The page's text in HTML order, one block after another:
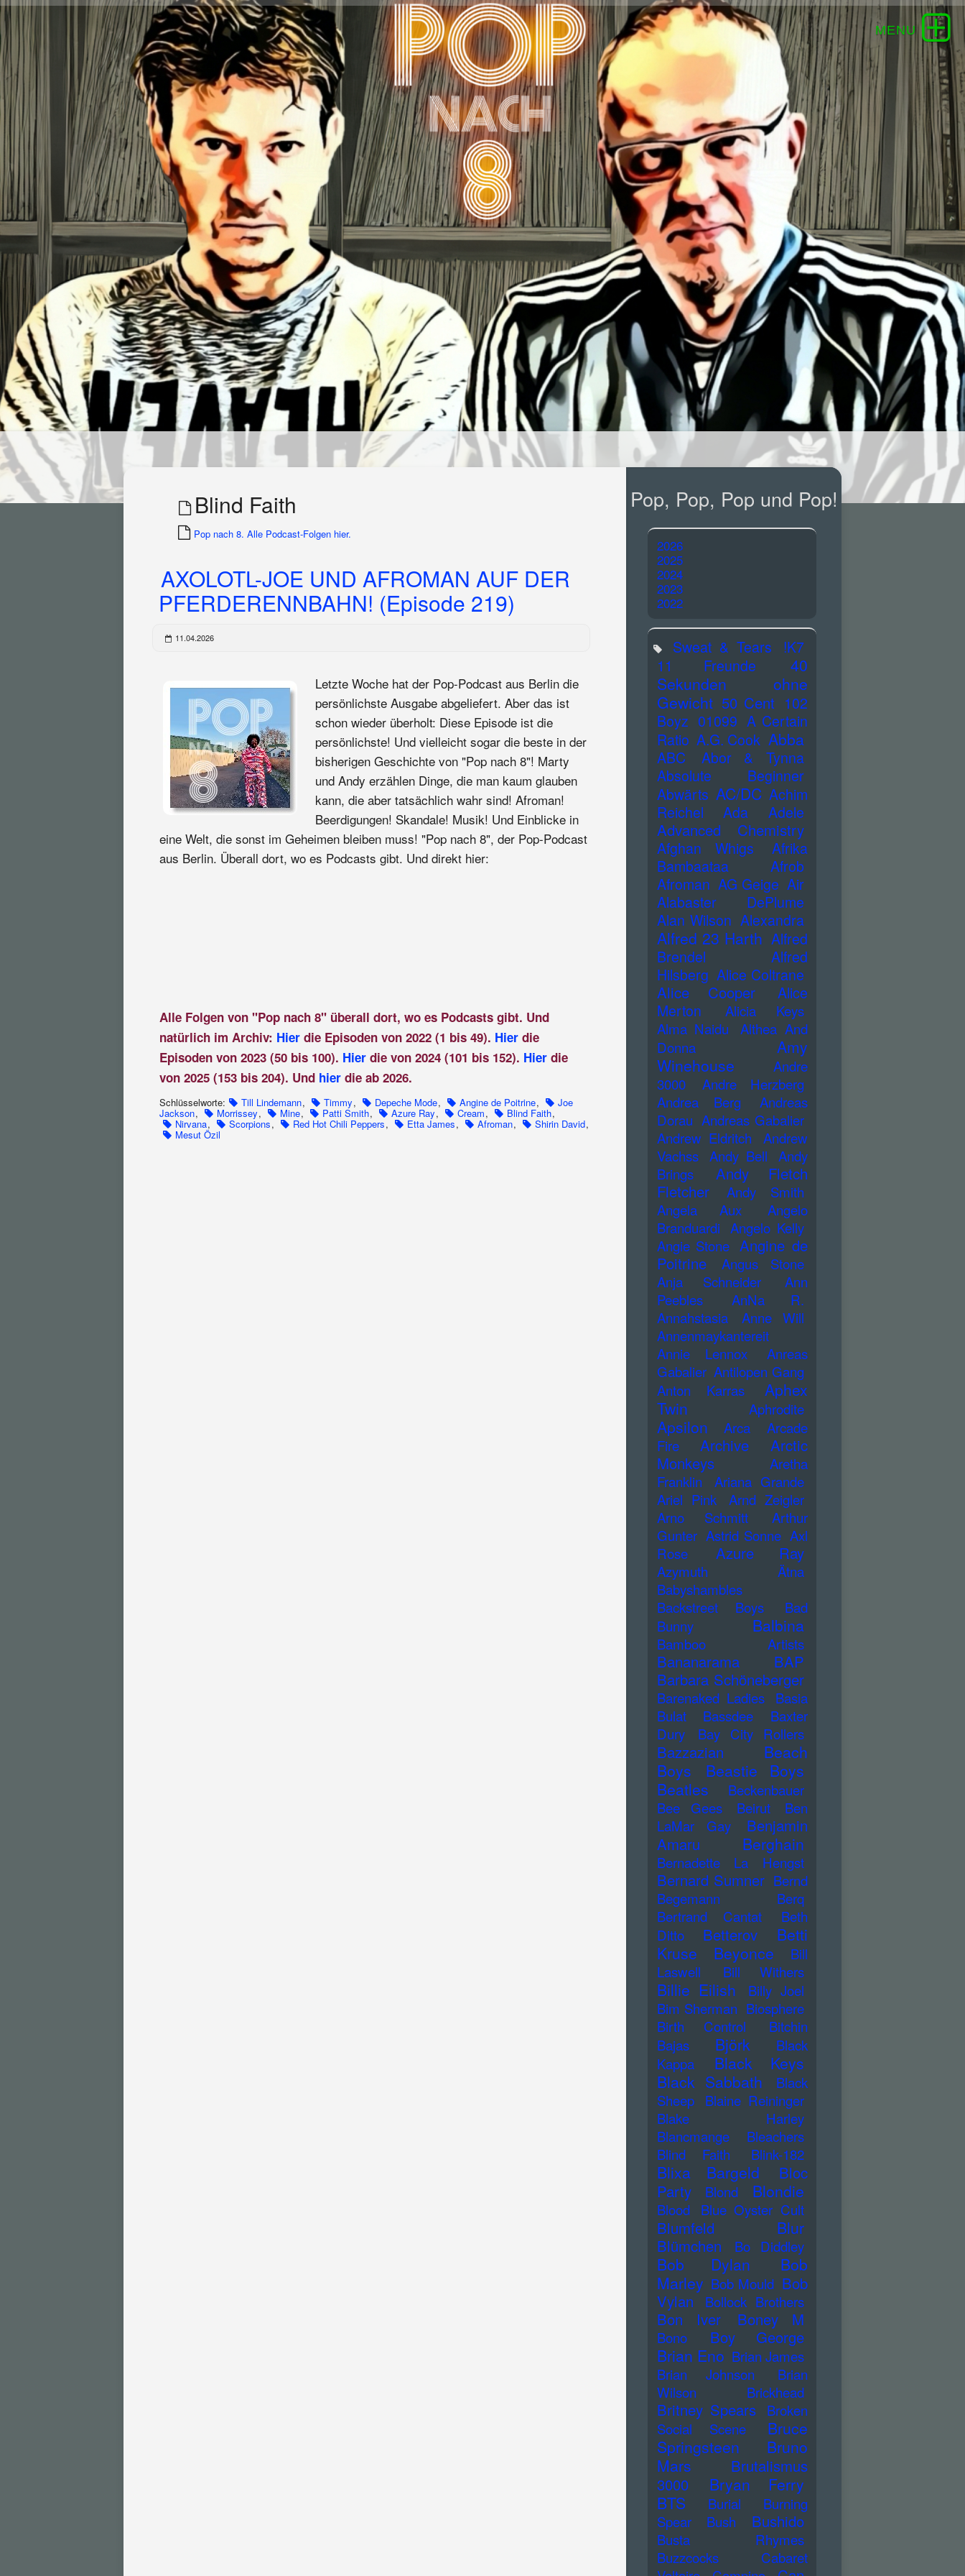
Blind Faith
Pop nach 8. Alle Podcast-Folgen hier.
AXOLOTL-JOE UND AFROMAN AUF DER
PFERDERENNBAHN! (Episode 219)
11.04.2026
Letzte Woche hat der Pop-Podcast aus Berlin die
persönlichste Ausgabe abgeliefert. Aber das ist
schon wieder überholt: Diese Episode ist die
persönlichste! Und vielleicht sogar die beste in der
bisherigen Geschichte von "Pop nach 8"! Marty
und Andy erzählen Dinge, die man kaum glauben
kann, die aber tatsächlich wahr sind! Afroman!
Beerdigungen! Skandale! Musik! Und Einblicke in
eine Welt, die sonst im Geheimen bleiben muss! "Pop nach 8", der Pop-Podcast
aus Berlin. Überall dort, wo es Podcasts gibt. Und direkt hier:
Alle Folgen von "Pop nach 8" überall dort, wo es Podcasts gibt. Und
natürlich im Archiv: Hier die Episoden von 2022 (1 bis 49). Hier die
Episoden von 2023 (50 bis 100). Hier die von 2024 (101 bis 152). Hier die
von 2025 (153 bis 204). Und hier die ab 2026.
Schlüsselworte: Till Lindemann, Timmy, Depeche Mode, Angine de Poitrine, Joe
Jackson, Morrissey, Mine, Patti Smith, Azure Ray, Cream, Blind Faith,
Nirvana, Scorpions, Red Hot Chili Peppers, Etta James, Afroman, Shirin David,
Mesut Özil
Pop, Pop, Pop und Pop!
2026
2025
2024
2023
2022
Sweat & Tears
!K7
11 Freunde
40
Sekunden ohne
Gewicht 50 Cent 102
Boyz 01099 A Certain
Ratio A.G. Cook Abba
ABC
Abor & Tynna
Absolute Beginner
Abwärts AC/DC Achim
Reichel
Ada Adele
Advanced Chemistry
Afghan Whigs
Afrika
Bambaataa
Afrob
Afroman AG Geige Air
Alabaster DePlume
Alan Wilson Alexandra
Alfred 23 Harth Alfred
Brendel
Alfred
Hilsberg Alice Coltrane
Alice Cooper
Alice
Merton
Alicia Keys
Alma Naidu
Althea And
Donna
Amy
Winehouse
Andre
3000
Andre Herzberg
Andrea Berg
Andreas
Dorau Andreas Gabalier
Andrew Eldritch
Andrew
Vachss Andy Bell
Andy
Brings
Andy Fletch
Fletcher
Andy Smith
Angela Aux
Angelo
Branduardi Angelo Kelly
Angie Stone Angine de
Poitrine
Angus Stone
Anja Schneider
Ann
Peebles
AnNa R.
Annahstasia
Anne Will
Annenmaykantereit
Annie Lennox
Anreas
Gabalier Antilopen Gang
Anton Karras
Aphex
Twin
Aphrodite
Apsilon Arca
Arcade
Fire
Archive
Arctic
Monkeys
Aretha
Franklin
Ariana Grande
Ariel Pink
Arnd Zeigler
Arno Schmitt
Arthur
Gunter Astrid Sonne Axl
Rose
Azure Ray
Azymuth
Ätna
Babyshambles
Backstreet Boys
Bad
Bunny
Balbina
Bamboo Artists
Bananarama
BAP
Barbara Schöneberger
Barenaked Ladies
Basia
Bulat
Bassdee
Baxter
Dury
Bay City Rollers
Bazzazian
Beach
Boys
Beastie Boys
Beatles
Beckenbauer
Bee Gees
Beirut
Ben
LaMar Gay
Benjamin
Amaru
Berghain
Bernadette La Hengst
Bernard Sumner Bernd
Begemann
Berq
Bertrand Cantat
Beth
Ditto
Betterov
Betti
Kruse
Beyonce
Bill
Laswell
Bill Withers
Billie Eilish
Billy Joel
Bim Sherman Biosphere
Birth Control
Bitchin
Bajas
Björk
Black
Kappa
Black Keys
Black Sabbath
Black
Sheep
Blaine Reininger
Blake Harley
Blancmange
Bleachers
Blind Faith
Blink-182
Blixa Bargeld
Bloc
Party
Blond Blondie
Blood Blue Oyster Cult
Blumfeld Blur
Blümchen Bo Diddley
Bob Dylan
Bob
Marley Bob Mould Bob
Vylan
Bollock Brothers
Bon Iver Boney M
Bono Boy George
Brian Eno Brian James
Brian Johnson
Brian
Wilson
Brickhead
Britney Spears
Broken
Social Scene
Bruce
Springsteen
Bruno
Mars
Brutalismus
3000
Bryan Ferry
BTS
Burial
Burning
Spear
Bush Bushido
Busta Rhymes
Buzzcocks
Cabaret